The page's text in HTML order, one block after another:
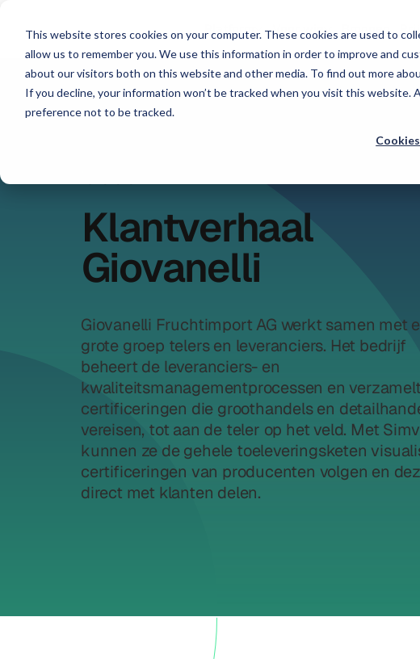
This website stores cookies on your computer. These cookies are used to
allow us to remember you. We use this information in order to improve and
about our visitors both on this website and other media. To find out more
If you decline, your information won’t be tracked when you visit this website.
preference not to be tracked.
Platform Voor wie Bronnen
Klantverhaal
Giovanelli
Giovanelli Fruchtimport AG werkt samen met
grote groep telers en leveranciers. Het bedrijf
beheert de leveranciers- en
kwaliteitsmanagementprocessen en
certificeringen die groothandels en
vereisen, tot aan de teler op het veld. Met
kunnen ze de gehele toeleveringsketen
certificeringen van producenten volgen en
direct met klanten delen.